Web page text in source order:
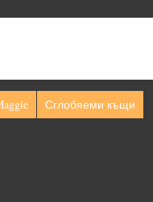
Сглобяеми къщи